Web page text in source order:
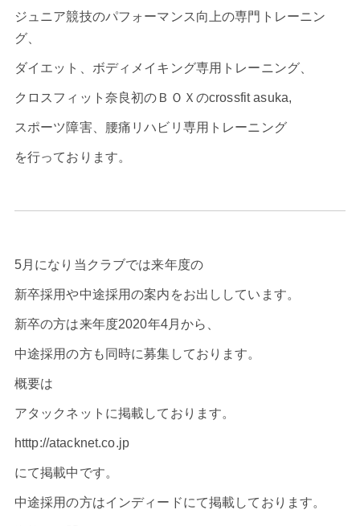
ジュニア競技のパフォーマンス向上の専門トレーニン
グ、
ダイエット、ボディメイキング専用トレーニング、
クロスフィット奈良初のＢＯＸのcrossfit asuka,
スポーツ障害、腰痛リハビリ専用トレーニング
を行っております。
5月になり当クラブでは来年度の
新卒採用や中途採用の案内をお出ししています。
新卒の方は来年度2020年4月から、
中途採用の方も同時に募集しております。
概要は
アタックネットに掲載しております。
htttp://atacknet.co.jp
にて掲載中です。
中途採用の方はインディードにて掲載しております。